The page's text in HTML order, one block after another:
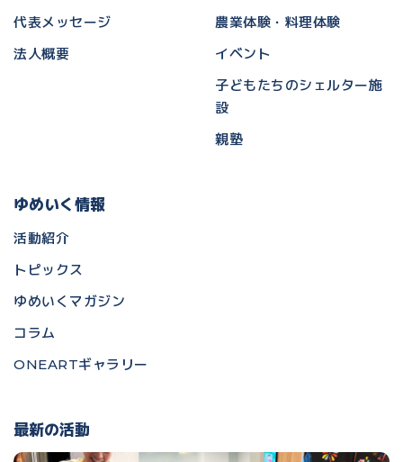
代表メッセージ
法人概要
農業体験・料理体験
イベント
子どもたちのシェルター施
設
親塾
ゆめいく情報
活動紹介
トピックス
ゆめいくマガジン
コラム
ONEARTギャラリー
最新の活動